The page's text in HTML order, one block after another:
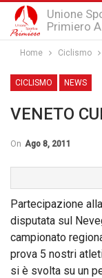
Unione
Primiero
Home Ciclismo
CICLISMO NEWS
VENETO
On Ago 8, 2011
Partecipazione
disputata sul
campionato
prova 5 nostri
si è svolta su un